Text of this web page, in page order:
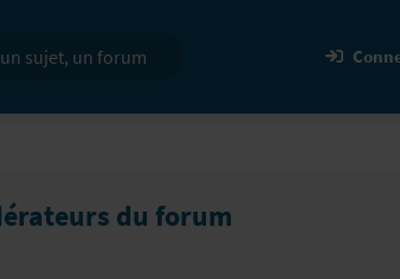
du forum